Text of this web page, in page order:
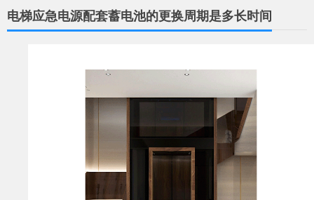
电梯应急电源配套蓄电池的更换周期是多长时间